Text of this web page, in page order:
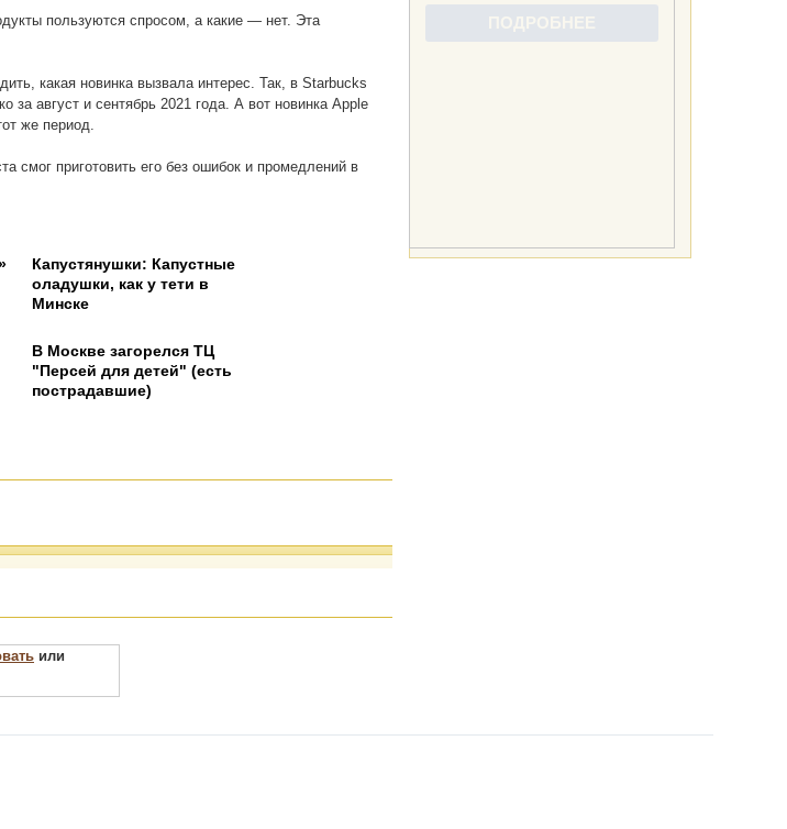
пользуются спросом, а какие — нет. Эта
какая новинка вызвала интерес. Так, в Starbucks
за август и сентябрь 2021 года. А вот новинка Apple
же период.
смог приготовить его без ошибок и промедлений в
Капустянушки: Капустные
оладушки, как у тети в
Минске
В Москве загорелся ТЦ
"Персей для детей" (есть
пострадавшие)
или